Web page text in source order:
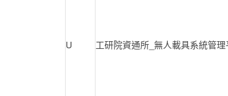
U 工研院資通所_無人載具系統管